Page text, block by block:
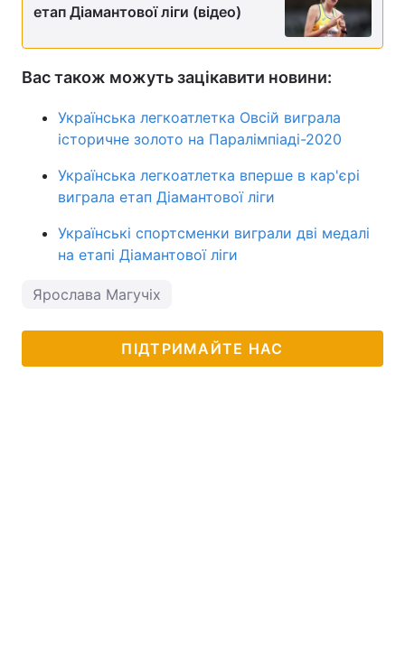
етап Діамантової ліги (відео)
Вас також можуть зацікавити новини:
Українська легкоатлетка Овсій виграла
історичне золото на Паралімпіаді-2020
Українська легкоатлетка вперше в кар'єрі
виграла етап Діамантової ліги
Українські спортсменки виграли дві медалі
на етапі Діамантової ліги
Ярослава Магучіх
ПІДТРИМАЙТЕ НАС